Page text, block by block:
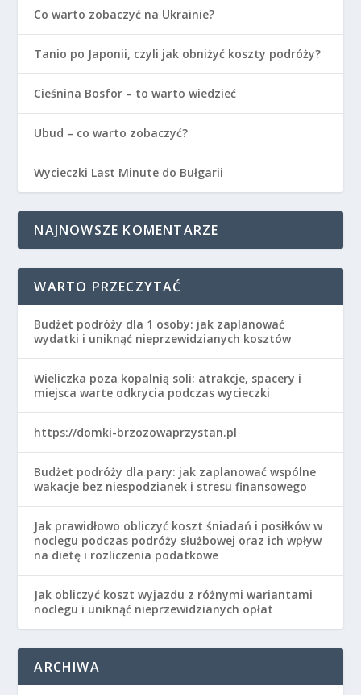
Co warto zobaczyć na Ukrainie?
Tanio po Japonii, czyli jak obniżyć koszty podróży?
Cieśnina Bosfor – to warto wiedzieć
Ubud – co warto zobaczyć?
Wycieczki Last Minute do Bułgarii
NAJNOWSZE KOMENTARZE
WARTO PRZECZYTAĆ
Budżet podróży dla 1 osoby: jak zaplanować
wydatki i uniknąć nieprzewidzianych kosztów
Wieliczka poza kopalnią soli: atrakcje, spacery i
miejsca warte odkrycia podczas wycieczki
https://domki-brzozowaprzystan.pl
Budżet podróży dla pary: jak zaplanować wspólne
wakacje bez niespodzianek i stresu finansowego
Jak prawidłowo obliczyć koszt śniadań i posiłków w
noclegu podczas podróży służbowej oraz ich wpływ
na dietę i rozliczenia podatkowe
Jak obliczyć koszt wyjazdu z różnymi wariantami
noclegu i uniknąć nieprzewidzianych opłat
ARCHIWA